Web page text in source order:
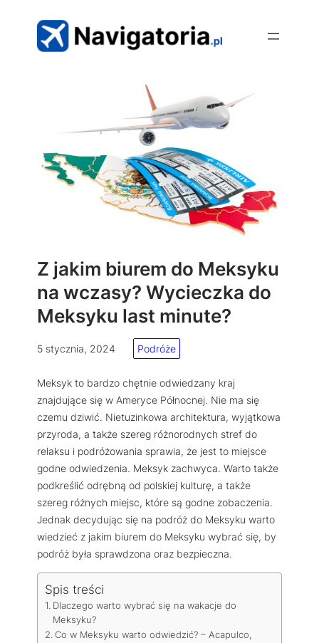
Z jakim biurem do Meksyku
na wczasy? Wycieczka do
Meksyku last minute?
5 stycznia, 2024 Podróże
Meksyk to bardzo chętnie odwiedzany kraj
znajdujące się w Ameryce Północnej. Nie ma się
czemu dziwić. Nietuzinkowa architektura, wyjątkowa
przyroda, a także szereg różnorodnych stref do
relaksu i podróżowania sprawia, że jest to miejsce
godne odwiedzenia. Meksyk zachwyca. Warto także
podkreślić odrębną od polskiej kulturę, a także
szereg różnych miejsc, które są godne zobaczenia.
Jednak decydując się na podróż do Meksyku warto
wiedzieć z jakim biurem do Meksyku wybrać się, by
podróż była sprawdzona oraz bezpieczna.
Spis treści
Dlaczego warto wybrać się na wakacje do
Meksyku?
Co w Meksyku warto odwiedzić? – Acapulco,